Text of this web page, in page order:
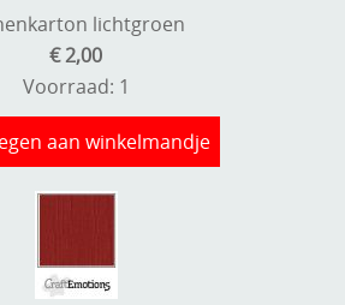
lichtgroen
€ 2,00
Voorraad: 1
aan winkelmandje